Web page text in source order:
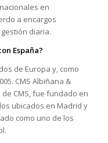
en
a encargos
diaria.
España?
de Europa y, como
CMS Albiñana &
CMS, fue fundado en
ubicados en Madrid y
como uno de los